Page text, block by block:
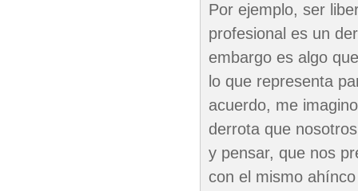
Por ejemplo, ser
profesional es un
embargo es algo
lo que representa
acuerdo, me
derrota que
y pensar, que nos
con el mismo